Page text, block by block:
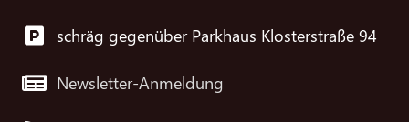
schräg gegenüber Parkhaus Klosterstraße 94
Newsletter-Anmeldung